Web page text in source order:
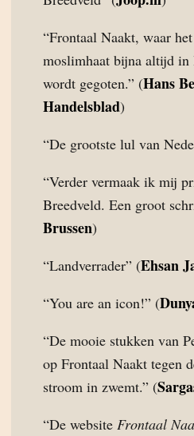
“Frontaal Naakt, waar
moslimhaat bijna altijd
wordt gegoten.” (Hans
Handelsblad)
“De grootste lul van
“Verder vermaak ik mij
Breedveld. Een groot
Brussen)
“Landverrader” (Ehsan
“You are an icon!” (
“De mooie stukken van
op Frontaal Naakt tegen
stroom in zwemt.” (
“De website Frontaal